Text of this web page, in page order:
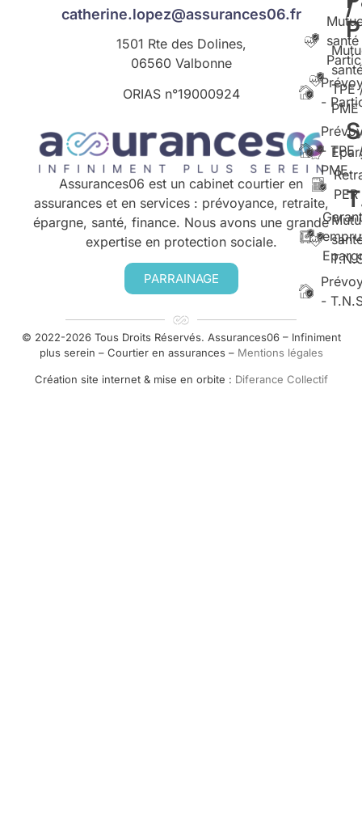
catherine.lopez@assurances06.fr
1501 Rte des Dolines,
06560 Valbonne
ORIAS n°19000924
Assurances06 est un cabinet courtier en
assurances et en services : prévoyance, retraite,
épargne, santé, finance. Nous avons une grande
expertise en protection sociale.
PARRAINAGE
/
TPE
PME
- TPE
PME
-
-
PER
© 2022-2026 Tous Droits Réservés. Assurances06 – Infiniment
plus serein – Courtier en assurances – Mentions légales
Création site internet & mise en orbite : Diferance Collectif